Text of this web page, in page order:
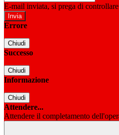
E-mail inviata, si prega di
Errore
Chiudi
Successo
Chiudi
Informazione
Chiudi
Attendere...
Attendere il completamento